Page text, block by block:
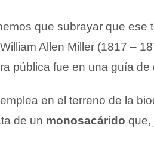
que subrayar que ese
Allen Miller (1817 –
pública fue en una guía
en el terreno de la
de un monosacárido que,